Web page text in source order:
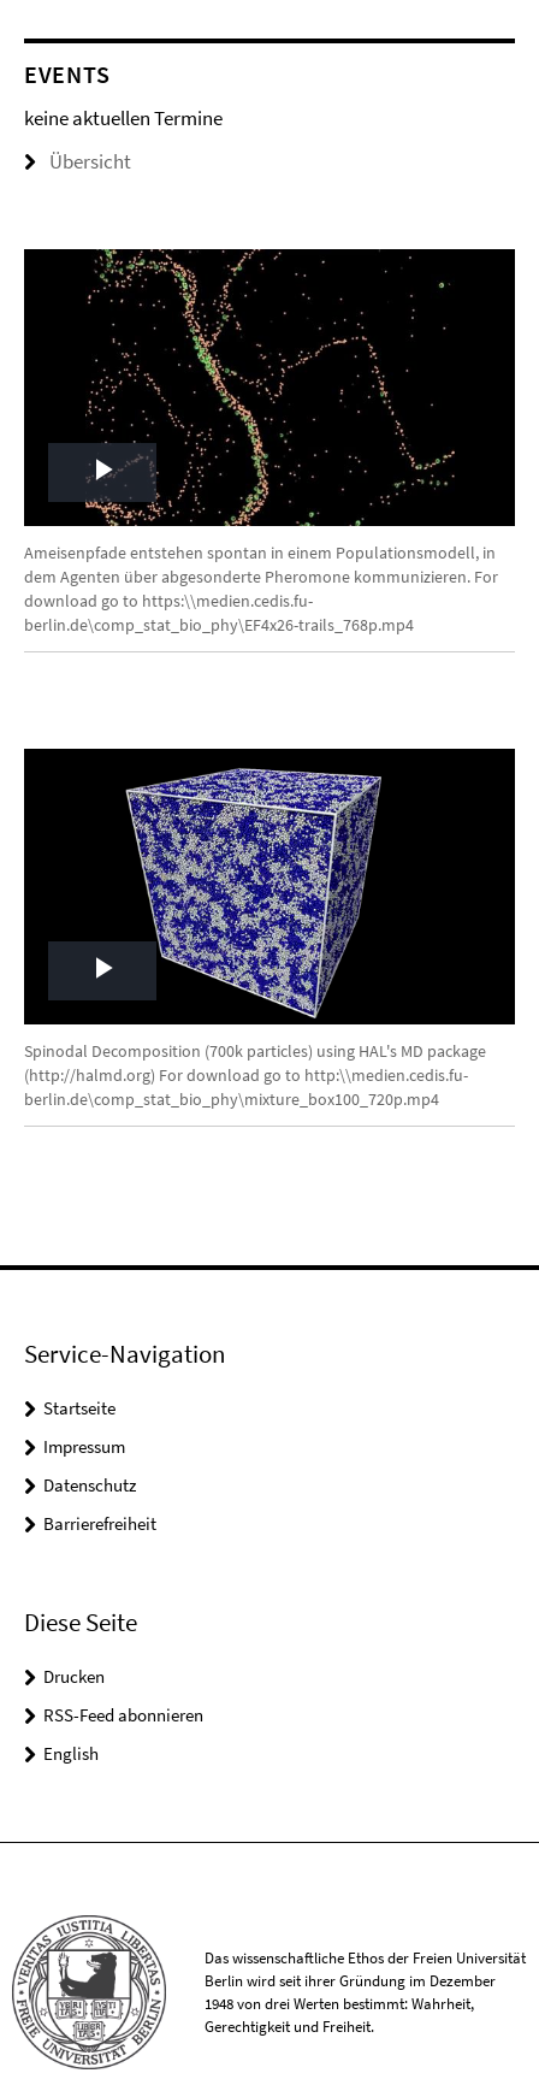
EVENTS
keine aktuellen Termine
Übersicht
Play
Video
Ameisenpfade entstehen spontan in einem Populationsmodell, in
dem Agenten über abgesonderte Pheromone kommunizieren. For
download go to https:\\medien.cedis.fu-
berlin.de\comp_stat_bio_phy\EF4x26-trails_768p.mp4
Play
Video
Spinodal Decomposition (700k particles) using HAL's MD package
(http://halmd.org) For download go to http:\\medien.cedis.fu-
berlin.de\comp_stat_bio_phy\mixture_box100_720p.mp4
Service-Navigation
Startseite
Impressum
Datenschutz
Barrierefreiheit
Diese Seite
Drucken
RSS-Feed abonnieren
English
Das wissenschaftliche Ethos der Freien Universität
Berlin wird seit ihrer Gründung im Dezember
1948 von drei Werten bestimmt: Wahrheit,
Gerechtigkeit und Freiheit.